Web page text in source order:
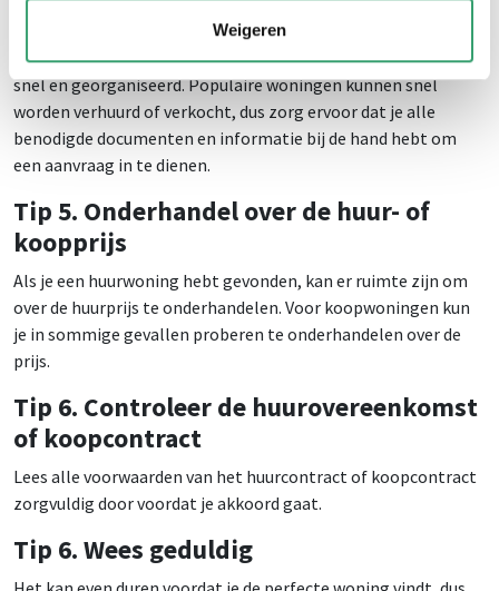
Weigeren
Tip 4. Wees snel en georganiseerd
Zodra je een geschikte woning hebt gevonden, reageer dan
snel en georganiseerd. Populaire woningen kunnen snel
worden verhuurd of verkocht, dus zorg ervoor dat je alle
benodigde documenten en informatie bij de hand hebt om
een aanvraag in te dienen.
Tip 5. Onderhandel over de huur- of
koopprijs
Als je een huurwoning hebt gevonden, kan er ruimte zijn om
over de huurprijs te onderhandelen. Voor koopwoningen kun
je in sommige gevallen proberen te onderhandelen over de
prijs.
Tip 6. Controleer de huurovereenkomst
of koopcontract
Lees alle voorwaarden van het huurcontract of koopcontract
zorgvuldig door voordat je akkoord gaat.
Tip 6. Wees geduldig